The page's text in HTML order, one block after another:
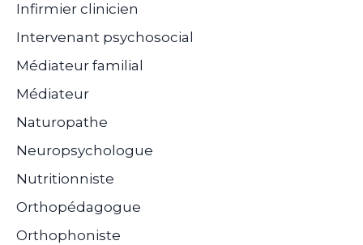
Infirmier clinicien
Intervenant psychosocial
Médiateur familial
Médiateur
Naturopathe
Neuropsychologue
Nutritionniste
Orthopédagogue
Orthophoniste